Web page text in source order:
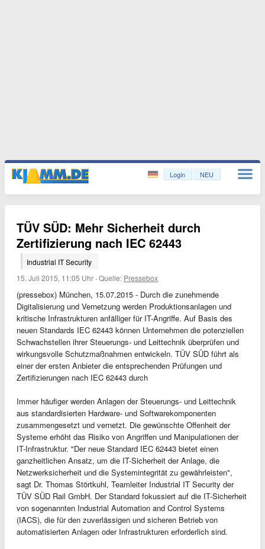
Login NEU
TÜV SÜD: Mehr Sicherheit durch
Zertifizierung nach IEC 62443
Industrial IT Security
15. Juli 2015, 11:05 Uhr ·Quelle: Pressebox
(pressebox) München, 15.07.2015 - Durch die zunehmende
Digitalisierung und Vernetzung werden Produktionsanlagen und
kritische Infrastrukturen anfälliger für IT-Angriffe. Auf Basis des
neuen Standards IEC 62443 können Unternehmen die potenziellen
Schwachstellen ihrer Steuerungs- und Leittechnik überprüfen und
wirkungsvolle Schutzmaßnahmen entwickeln. TÜV SÜD führt als
einer der ersten Anbieter die entsprechenden Prüfungen und
Zertifizierungen nach IEC 62443 durch
Immer häufiger werden Anlagen der Steuerungs- und Leittechnik
aus standardisierten Hardware- und Softwarekomponenten
zusammengesetzt und vernetzt. Die gewünschte Offenheit der
Systeme erhöht das Risiko von Angriffen und Manipulationen der
IT-Infrastruktur. "Der neue Standard IEC 62443 bietet einen
ganzheitlichen Ansatz, um die IT-Sicherheit der Anlage, die
Netzwerksicherheit und die Systemintegrität zu gewährleisten",
sagt Dr. Thomas Störtkuhl, Teamleiter Industrial IT Security der
TÜV SÜD Rail GmbH. Der Standard fokussiert auf die IT-Sicherheit
von sogenannten Industrial Automation and Control Systems
(IACS), die für den zuverlässigen und sicheren Betrieb von
automatisierten Anlagen oder Infrastrukturen erforderlich sind.